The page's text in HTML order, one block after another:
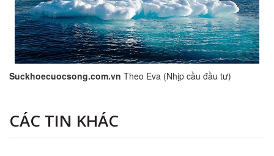
Suckhoecuocsong.com.vn Theo Eva (Nhịp cầu đầu tư)
CÁC TIN KHÁC